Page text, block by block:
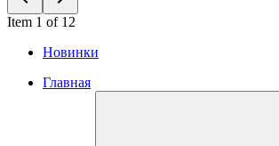
Item 1 of 12
Новинки
Главная